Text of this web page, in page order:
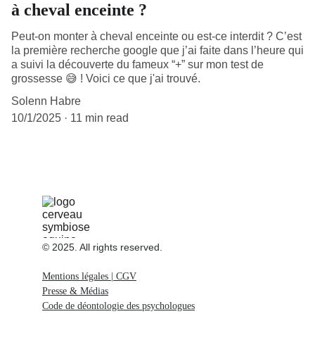
à cheval enceinte ?
Peut-on monter à cheval enceinte ou est-ce interdit ? C’est
la première recherche google que j’ai faite dans l’heure qui
a suivi la découverte du fameux “+” sur mon test de
grossesse 😅 ! Voici ce que j'ai trouvé.
Solenn Habre
10/1/2025
11 min read
Mentions légales | CGV
© 2025. All rights reserved.
Presse & Médias
Code de déontologie des psychologues